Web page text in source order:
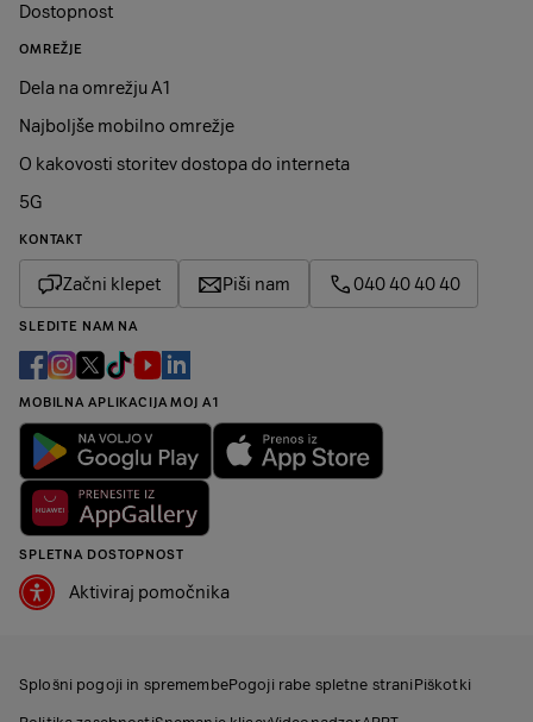
Dostopnost
OMREŽJE
Dela na omrežju A1
Najboljše mobilno omrežje
O kakovosti storitev dostopa do interneta
5G
KONTAKT
Začni klepet Piši nam 040 40 40 40
SLEDITE NAM NA
MOBILNA APLIKACIJA MOJ A1
SPLETNA DOSTOPNOST
Aktiviraj pomočnika
Splošni pogoji in spremembePogoji rabe spletne strani Piškotki